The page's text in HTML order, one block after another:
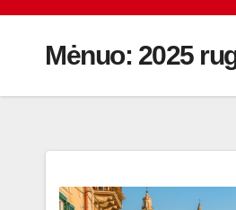
Mėnuo: 2025